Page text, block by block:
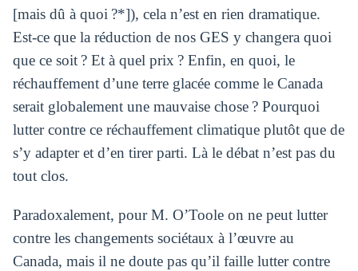
[mais dû à quoi ?*]), cela n’est en rien dramatique.
Est-ce que la réduction de nos GES y changera quoi
que ce soit ? Et à quel prix ? Enfin, en quoi, le
réchauffement d’une terre glacée comme le Canada
serait globalement une mauvaise chose ? Pourquoi
lutter contre ce réchauffement climatique plutôt que de
s’y adapter et d’en tirer parti. Là le débat n’est pas du
tout clos.
Paradoxalement, pour M. O’Toole on ne peut lutter
contre les changements sociétaux à l’œuvre au
Canada, mais il ne doute pas qu’il faille lutter contre